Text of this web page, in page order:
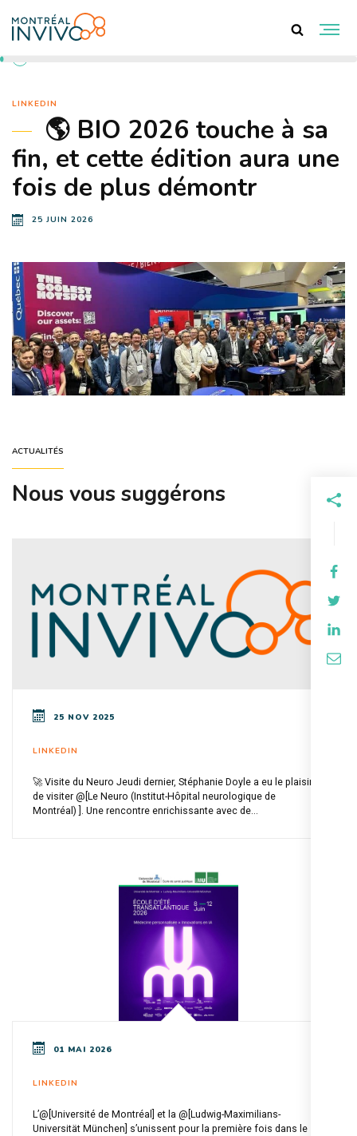
LINKEDIN
🌎 BIO 2026 touche à sa
fin, et cette édition aura une
fois de plus démontr
25 JUIN 2026
ACTUALITÉS
Nous vous suggérons
25 NOV 2025
LINKEDIN
🚀 Visite du Neuro Jeudi dernier, Stéphanie Doyle a eu le plaisir
de visiter @[Le Neuro (Institut-Hôpital neurologique de
Montréal) ]. Une rencontre enrichissante avec de...
01 MAI 2026
LINKEDIN
L’@[Université de Montréal] et la @[Ludwig-Maximilians-
Universität München] s’unissent pour la première fois dans le